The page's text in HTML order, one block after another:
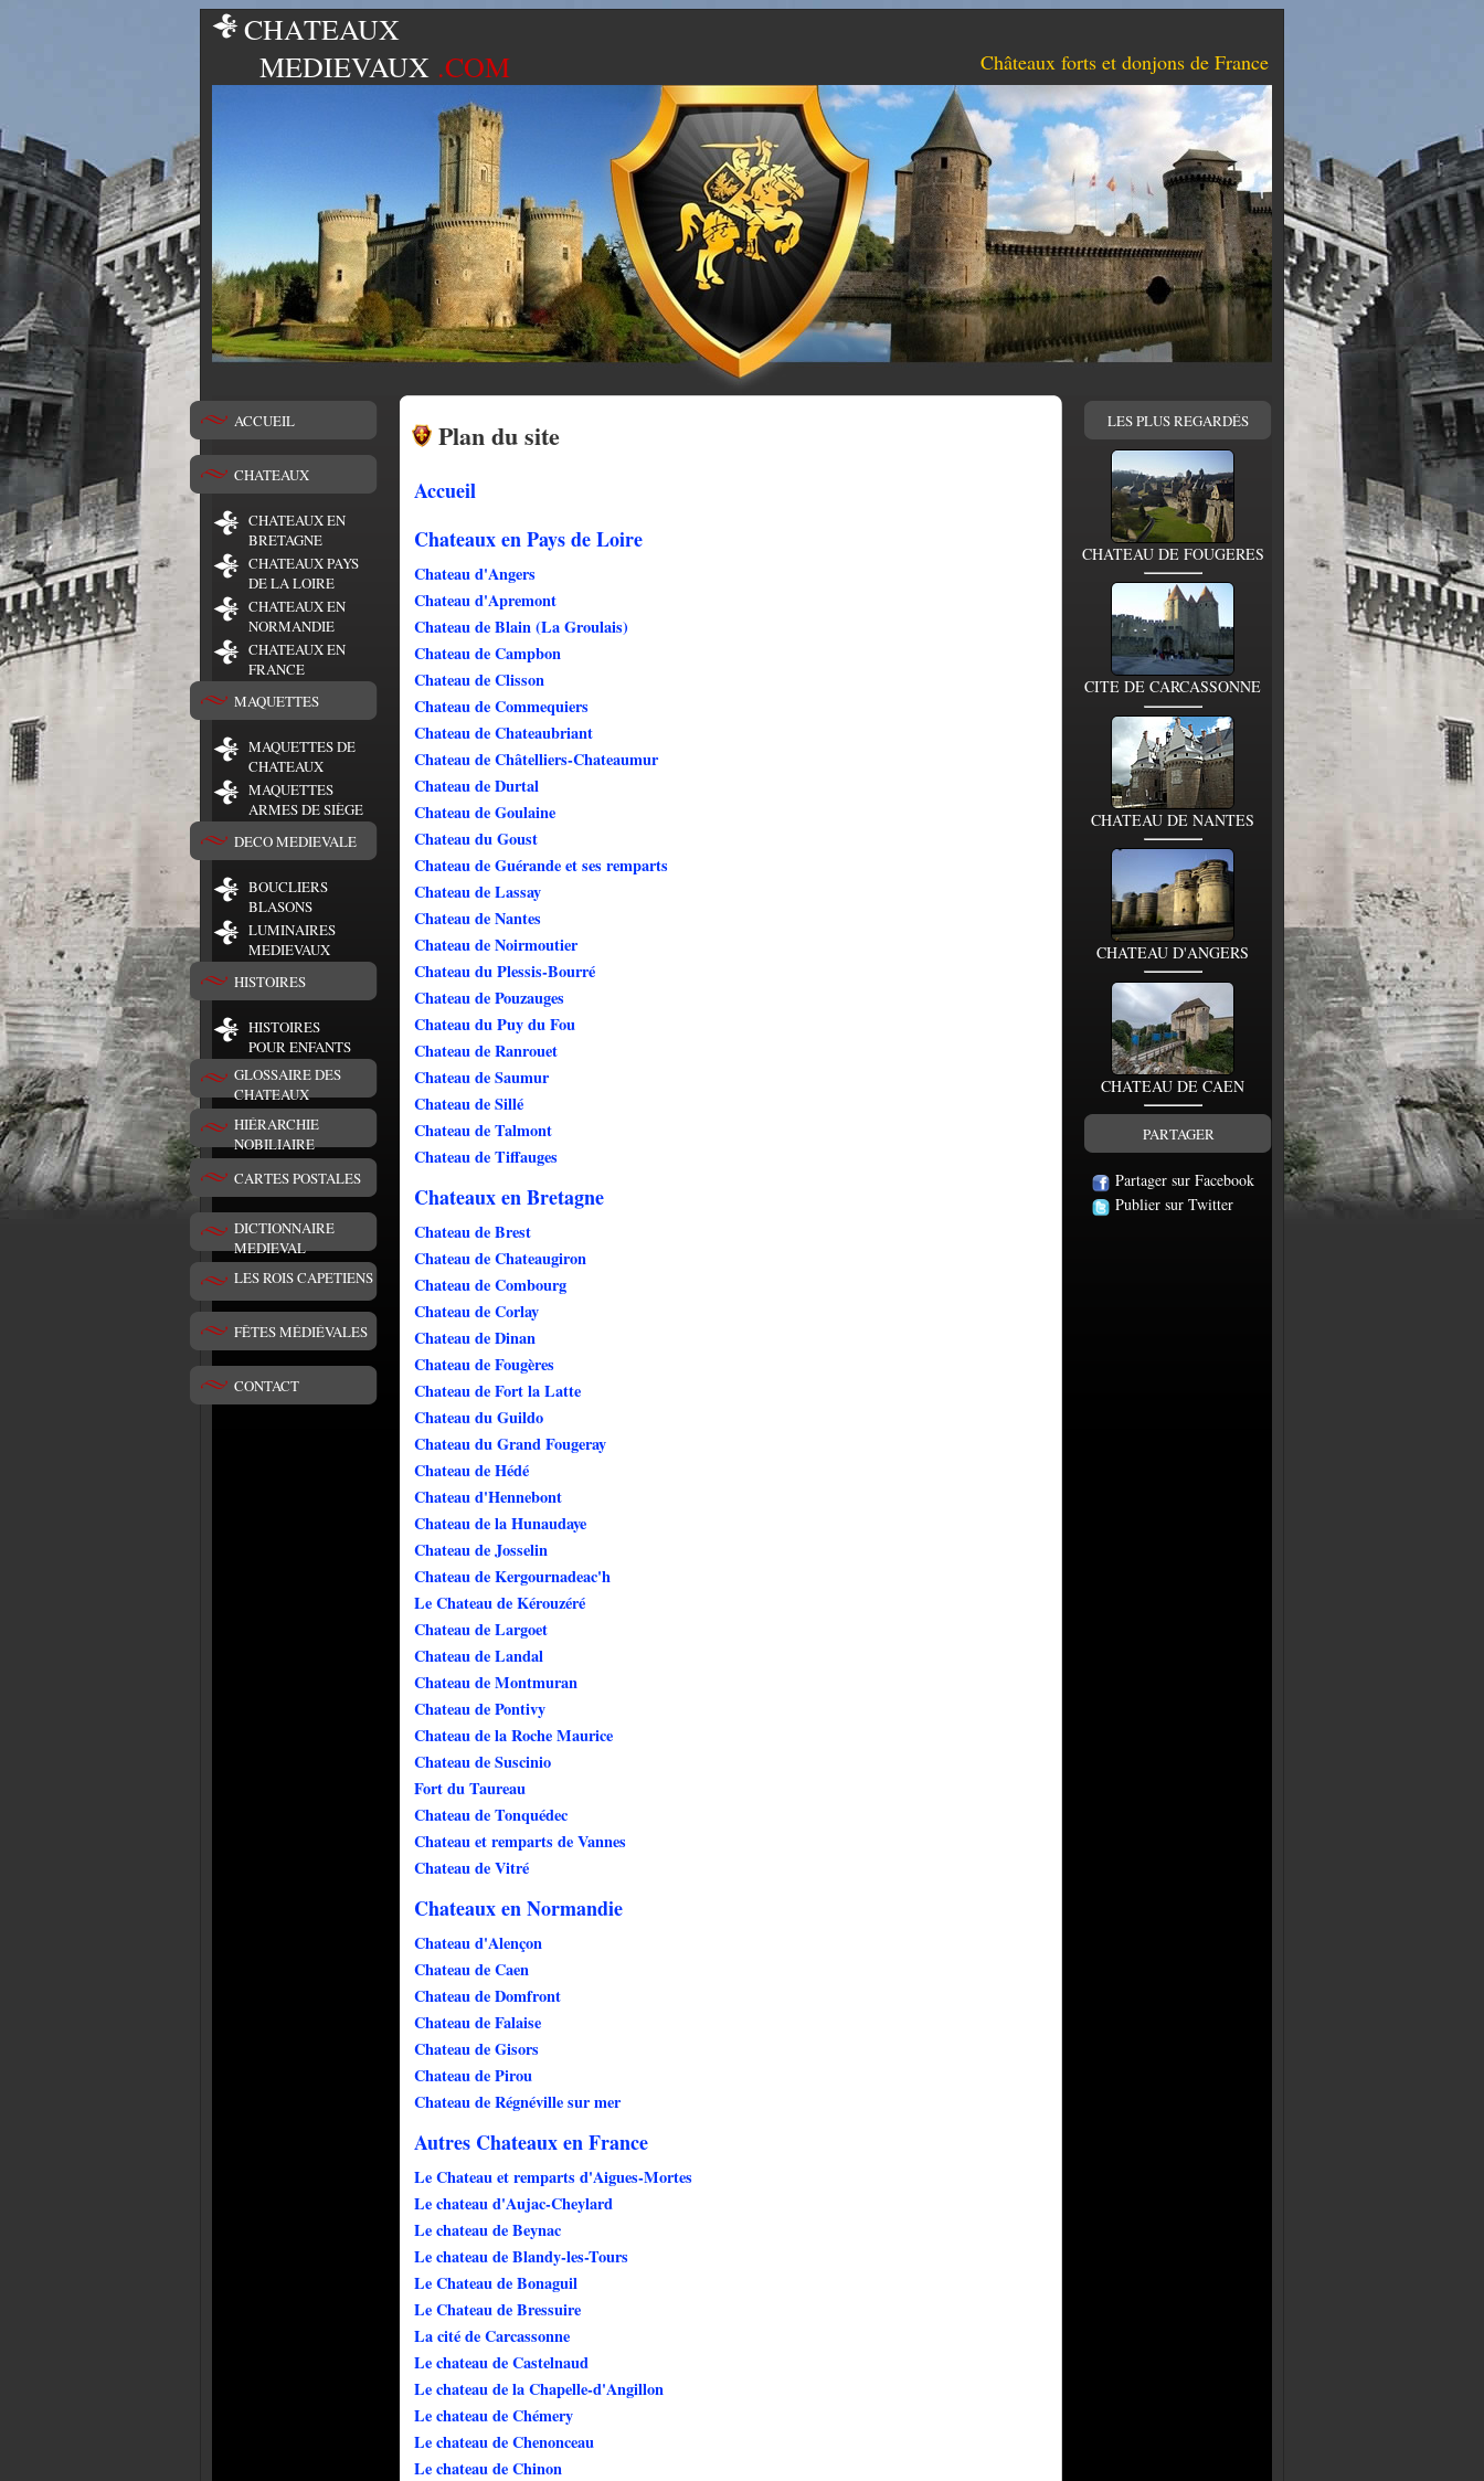
CHATEAUX
MEDIEVAUX .COM Châteaux forts et donjons de France
ACCUEIL
CHATEAUX
CHATEAUX EN
BRETAGNE
CHATEAUX PAYS
DE LA LOIRE
CHATEAUX EN
NORMANDIE
CHATEAUX EN
FRANCE
MAQUETTES
MAQUETTES DE
CHATEAUX
MAQUETTES
ARMES DE SIÈGE
DECO MEDIEVALE
BOUCLIERS
BLASONS
LUMINAIRES
MEDIEVAUX
HISTOIRES
HISTOIRES
POUR ENFANTS
GLOSSAIRE DES
CHATEAUX
HIÉRARCHIE
NOBILIAIRE
CARTES POSTALES
DICTIONNAIRE
MEDIEVAL
LES ROIS CAPETIENS
FÊTES MÉDIÉVALES
CONTACT
Plan du site
Accueil
Chateaux en Pays de Loire
Chateau d'Angers
Chateau d'Apremont
Chateau de Blain (La Groulais)
Chateau de Campbon
Chateau de Clisson
Chateau de Commequiers
Chateau de Chateaubriant
Chateau de Châtelliers-Chateaumur
Chateau de Durtal
Chateau de Goulaine
Chateau du Goust
Chateau de Guérande et ses remparts
Chateau de Lassay
Chateau de Nantes
Chateau de Noirmoutier
Chateau du Plessis-Bourré
Chateau de Pouzauges
Chateau du Puy du Fou
Chateau de Ranrouet
Chateau de Saumur
Chateau de Sillé
Chateau de Talmont
Chateau de Tiffauges
Chateaux en Bretagne
Chateau de Brest
Chateau de Chateaugiron
Chateau de Combourg
Chateau de Corlay
Chateau de Dinan
Chateau de Fougères
Chateau de Fort la Latte
Chateau du Guildo
Chateau du Grand Fougeray
Chateau de Hédé
Chateau d'Hennebont
Chateau de la Hunaudaye
Chateau de Josselin
Chateau de Kergournadeac'h
Le Chateau de Kérouzéré
Chateau de Largoet
Chateau de Landal
Chateau de Montmuran
Chateau de Pontivy
Chateau de la Roche Maurice
Chateau de Suscinio
Fort du Taureau
Chateau de Tonquédec
Chateau et remparts de Vannes
Chateau de Vitré
Chateaux en Normandie
Chateau d'Alençon
Chateau de Caen
Chateau de Domfront
Chateau de Falaise
Chateau de Gisors
Chateau de Pirou
Chateau de Régnéville sur mer
Autres Chateaux en France
Le Chateau et remparts d'Aigues-Mortes
Le chateau d'Aujac-Cheylard
Le chateau de Beynac
Le chateau de Blandy-les-Tours
Le Chateau de Bonaguil
Le Chateau de Bressuire
La cité de Carcassonne
Le chateau de Castelnaud
Le chateau de la Chapelle-d'Angillon
Le chateau de Chémery
Le chateau de Chenonceau
Le chateau de Chinon
LES PLUS REGARDÉS
CHATEAU DE FOUGERES
CITE DE CARCASSONNE
CHATEAU DE NANTES
CHATEAU D'ANGERS
CHATEAU DE CAEN
PARTAGER
Partager sur Facebook
Publier sur Twitter